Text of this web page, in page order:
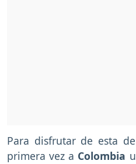
Para disfrutar de esta
primera vez a Colombia